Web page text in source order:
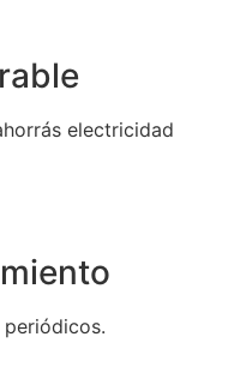
electricidad